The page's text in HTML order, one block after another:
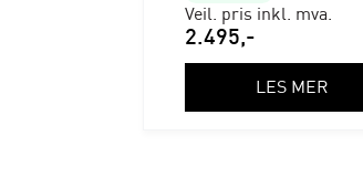
Veil. pris inkl. mva.
2.495,-
LES MER